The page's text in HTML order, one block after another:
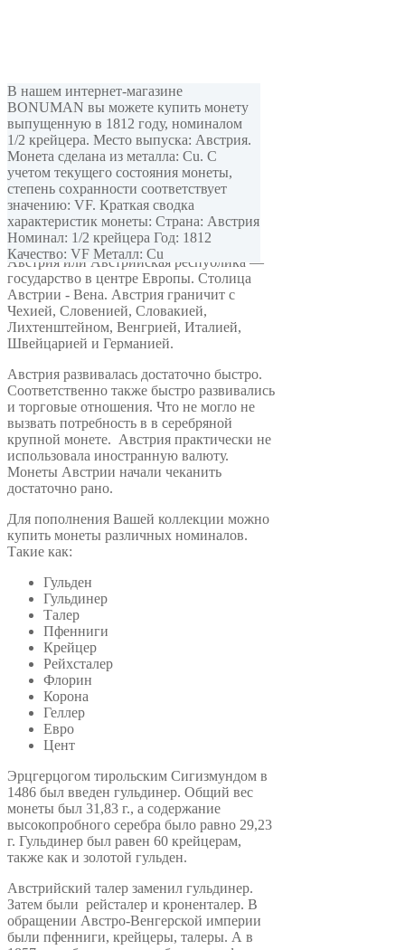
В нашем интернет-магазине
BONUMAN вы можете купить монету
выпущенную в 1812 году, номиналом
1/2 крейцера. Место выпуска: Австрия.
Монета сделана из металла: Cu. С
учетом текущего состояния монеты,
степень сохранности соответствует
значению: VF. Краткая сводка
характеристик монеты: Страна: Австрия
Номинал: 1/2 крейцера Год: 1812
Качество: VF Металл: Cu
В данном разделе Вы можете найти и
купить монеты Австрии разных времен,
типов и периодов.
Австрия или Австрийская республика —
государство в центре Европы. Столица
Австрии - Вена. Австрия граничит с
Чехией, Словенией, Словакией,
Лихтенштейном, Венгрией, Италией,
Швейцарией и Германией.
Австрия развивалась достаточно быстро.
Соответственно также быстро развивались
и торговые отношения. Что не могло не
вызвать потребность в в серебряной
крупной монете. Австрия практически не
использовала иностранную валюту.
Монеты Австрии начали чеканить
достаточно рано.
Для пополнения Вашей коллекции можно
купить монеты различных номиналов.
Такие как:
Гульден
Гульдинер
Талер
Пфенниги
Крейцер
Рейхсталер
Флорин
Корона
Геллер
Евро
Цент
Эрцгерцогом тирольским Сигизмундом в
1486 был введен гульдинер. Общий вес
монеты был 31,83 г., а содержание
высокопробного серебра было равно 29,23
г. Гульдинер был равен 60 крейцерам,
также как и золотой гульден.
Австрийский талер заменил гульдинер.
Затем были рейсталер и кроненталер. В
обращении Австро-Венгерской империи
были пфенниги, крейцеры, талеры. А в